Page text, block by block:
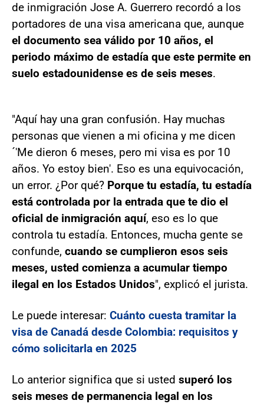
de inmigración Jose A. Guerrero recordó a los
portadores de una visa americana que, aunque
el documento sea válido por 10 años, el
periodo máximo de estadía que este permite en
suelo estadounidense es de seis meses.
"Aquí hay una gran confusión. Hay muchas
personas que vienen a mi oficina y me dicen
´'Me dieron 6 meses, pero mi visa es por 10
años. Yo estoy bien'. Eso es una equivocación,
un error. ¿Por qué? Porque tu estadía, tu estadía
está controlada por la entrada que te dio el
oficial de inmigración aquí, eso es lo que
controla tu estadía. Entonces, mucha gente se
confunde, cuando se cumplieron esos seis
meses, usted comienza a acumular tiempo
ilegal en los Estados Unidos", explicó el jurista.
Le puede interesar: Cuánto cuesta tramitar la
visa de Canadá desde Colombia: requisitos y
cómo solicitarla en 2025
Lo anterior significa que si usted superó los
seis meses de permanencia legal en los